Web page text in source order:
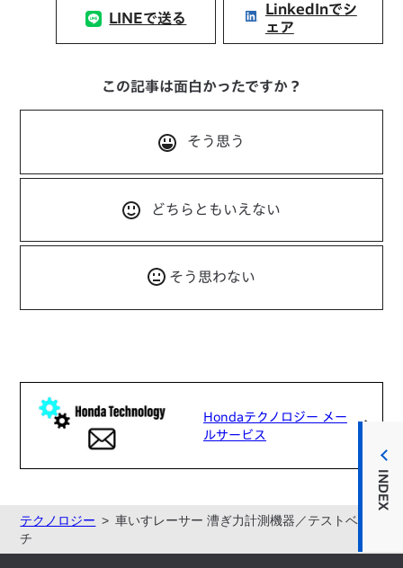
INDEX
LINEで送る
LinkedInでシ
ェア
この記事は面白かったですか？
そう思う
どちらともいえない
そう思わない
Hondaテクノロジー メー
ルサービス
テクノロジー
車いすレーサー 漕ぎ力計測機器／テストベン
チ